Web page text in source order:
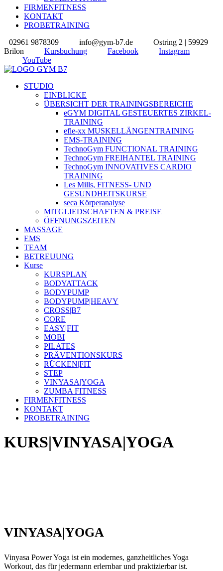
FIRMENFITNESS
KONTAKT
PROBETRAINING
02961 9878309
info@gym-b7.de
Ostring 2 | 59929
Brilon
Kursbuchung Facebook
Instagram
YouTube
STUDIO
EINBLICKE
ÜBERSICHT DER TRAININGSBEREICHE
eGYM DIGITAL GESTEUERTES ZIRKEL-
TRAINING
efle-xx MUSKELLÄNGENTRAINING
EMS-TRAINING
TechnoGym FUNCTIONAL TRAINING
TechnoGym FREIHANTEL TRAINING
TechnoGym INNOVATIVES CARDIO
TRAINING
Les Mills, FITNESS- UND
GESUNDHEITSKURSE
seca Körperanalyse
MITGLIEDSCHAFTEN & PREISE
ÖFFNUNGSZEITEN
MASSAGE
EMS
TEAM
BETREUUNG
Kurse
KURSPLAN
BODYATTACK
BODYPUMP
BODYPUMP|HEAVY
CROSS|B7
CORE
EASY|FIT
MOBI
PILATES
PRÄVENTIONSKURS
RÜCKEN|FIT
STEP
VINYASA|YOGA
ZUMBA FITNESS
FIRMENFITNESS
KONTAKT
PROBETRAINING
KURS|VINYASA|YOGA
VINYASA|YOGA
Vinyasa Power Yoga ist ein modernes, ganzheitliches Yoga
Workout, das für jedermann erlernbar und praktizierbar ist.